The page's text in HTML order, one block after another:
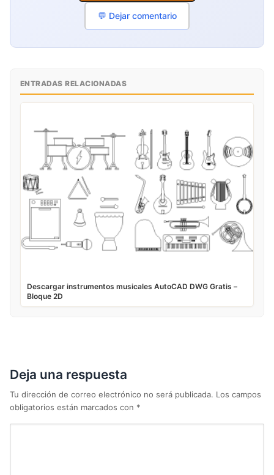
💬 Dejar comentario
ENTRADAS RELACIONADAS
Descargar instrumentos musicales AutoCAD DWG Gratis –
Bloque 2D
Deja una respuesta
Tu dirección de correo electrónico no será publicada. Los campos
obligatorios están marcados con *